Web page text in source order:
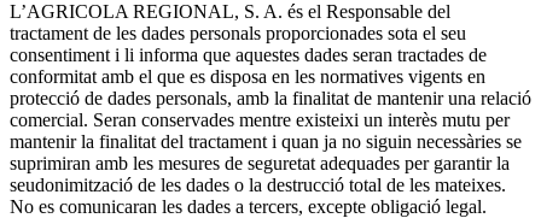
L’AGRICOLA REGIONAL, S. A. és el Responsable del
tractament de les dades personals proporcionades sota el seu
consentiment i li informa que aquestes dades seran tractades de
conformitat amb el que es disposa en les normatives vigents en
protecció de dades personals, amb la finalitat de mantenir una relació
comercial. Seran conservades mentre existeixi un interès mutu per
mantenir la finalitat del tractament i quan ja no siguin necessàries se
suprimiran amb les mesures de seguretat adequades per garantir la
seudonimització de les dades o la destrucció total de les mateixes.
No es comunicaran les dades a tercers, excepte obligació legal.